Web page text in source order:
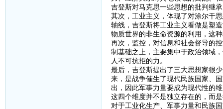
吉登斯对马克思一些思想的批判继
其次，工业主义，体现了对涂尔干
轴线，吉登斯将工业主义看做是塑
物质世界的非生命资源的利用，这
再次，监控，对信息和社会督导的
制基础之上，主要集中于政治领域
人不可抗拒的力。
最后，吉登斯提出了三大思想家很
来，是战争催生了现代民族国家、
出，因此军事力量要成为现代性的
这四个维度并不是独立存在的，而
对于工业化生产、军事力量和民族